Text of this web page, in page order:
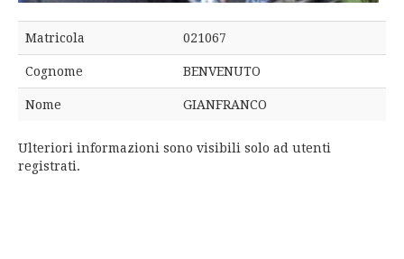
Matricola 021067
Cognome BENVENUTO
Nome GIANFRANCO
Ulteriori informazioni sono visibili solo ad utenti
registrati.